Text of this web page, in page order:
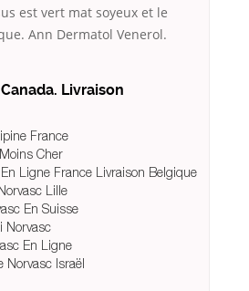
est vert mat soyeux et le
Ann Dermatol Venerol.
Livraison
France
Cher
Ligne France Livraison Belgique
Lille
En Suisse
Norvasc
En Ligne
Norvasc Israël